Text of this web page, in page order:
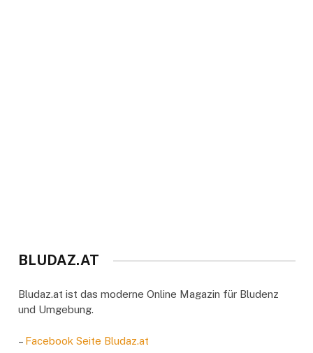
BLUDAZ.AT
Bludaz.at ist das moderne Online Magazin für Bludenz
und Umgebung.
– Facebook Seite Bludaz.at